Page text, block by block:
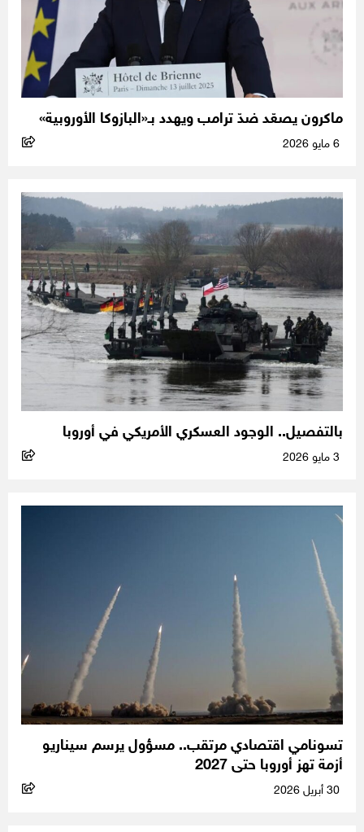
ماكرون يصعّد ضدّ ترامب ويهدد بـ«البازوكا الأوروبية»
بالتفصيل.. الوجود العسكري الأمريكي في أوروبا
تسونامي اقتصادي مرتقب.. مسؤول يرسم سيناريو
أزمة تهز أوروبا حتى 2027